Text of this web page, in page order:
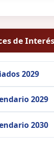
de Interés
2029
2029
2030